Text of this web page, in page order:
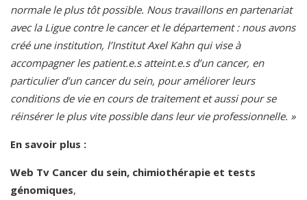
normale le plus tôt possible. Nous travaillons en partenariat
avec la Ligue contre le cancer et le département : nous avons
créé une institution, l’Institut Axel Kahn qui vise à
accompagner les patient.e.s atteint.e.s d’un cancer, en
particulier d’un cancer du sein, pour améliorer leurs
conditions de vie en cours de traitement et aussi pour se
réinsérer le plus vite possible dans leur vie professionnelle. »
En savoir plus :
Web Tv Cancer du sein, chimiothérapie et tests
génomiques,